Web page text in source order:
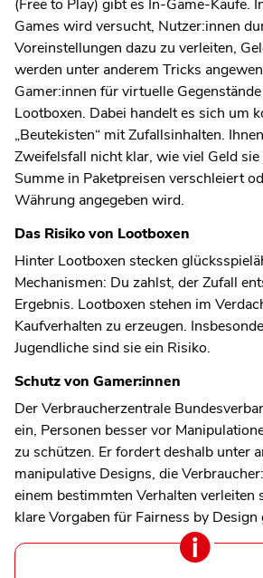
(Free to Play) gibt es In-Game-Käufe.
Games wird versucht, Nutzer:innen
Voreinstellungen dazu zu verleiten,
werden unter anderem Tricks
Gamer:innen für virtuelle
Lootboxen. Dabei handelt es sich um
„Beutekisten“ mit Zufallsinhalten.
Zweifelsfall nicht klar, wie viel Geld
Summe in Paketpreisen verschleiert
Währung angegeben wird.
Das Risiko von Lootboxen
Hinter Lootboxen stecken
Mechanismen: Du zahlst, der Zufall
Ergebnis. Lootboxen stehen im
Kaufverhalten zu erzeugen.
Jugendliche sind sie ein Risiko.
Schutz von Gamer:innen
Der Verbraucherzentrale
ein, Personen besser vor
zu schützen. Er fordert deshalb unter
manipulative Designs, die
einem bestimmten Verhalten verleiten
klare Vorgaben für Fairness by